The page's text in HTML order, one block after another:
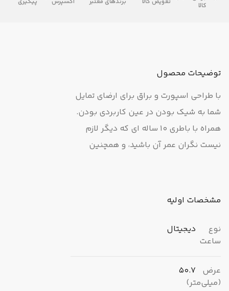
کالا
تعویض کالا
برندهای معتبر
اکسپرس
پیگیری
توضیحات محصول
با طراحی اسپورت و براق برای ارضای تمایل
شما به شیک بودن در عین کاربردی بودن.
همراه با باطری 10 ساله ای که دیگر لازم
نیست نگران عمر آن باشید، و همچنین
LED که امکان خواندن آسان در فضاه ای
ای کاربردی آلارم، کرونومتر، تقویم و
عملکرده ای دو زمانه شما را در تمام طول
مشخصات اولیه
نوع
ساعت
دیجیتال
عرض
(میلی‌متر)
50.7